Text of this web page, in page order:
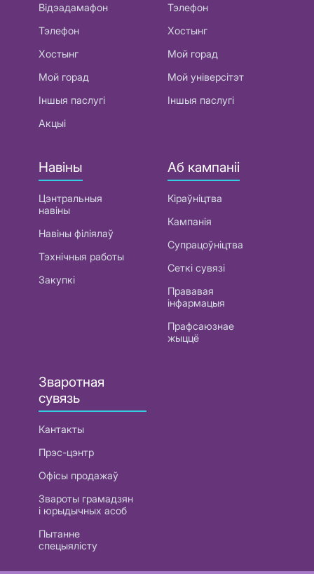
Відэадамафон
Тэлефон
Хостынг
Мой горад
Іншыя паслугі
Акцыі
Тэлефон
Хостынг
Мой горад
Мой універсітэт
Іншыя паслугі
Навіны
Цэнтральныя
навіны
Навіны філіялаў
Тэхнічныя работы
Закупкі
Аб кампаніі
Кіраўніцтва
Кампанія
Супрацоўніцтва
Сеткі сувязі
Прававая
інфармацыя
Прафсаюзнае
жыццё
Зваротная
сувязь
Кантакты
Прэс-цэнтр
Офісы продажаў
Звароты грамадзян
і юрыдычных асоб
Пытанне
спецыялісту